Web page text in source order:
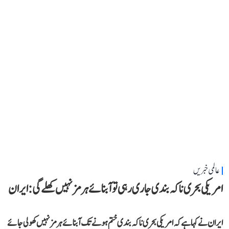
عالمی خبریں
امریکی بحری ناکہ بندی جاری رہی تو آبنائے ہرمز نہیں کھلے گی: ایران
ایران نے کہا ہے کہ امریکی بحری ناکہ بندی ختم ہونے تک آبنائے ہرمز نہیں کھولی جائے